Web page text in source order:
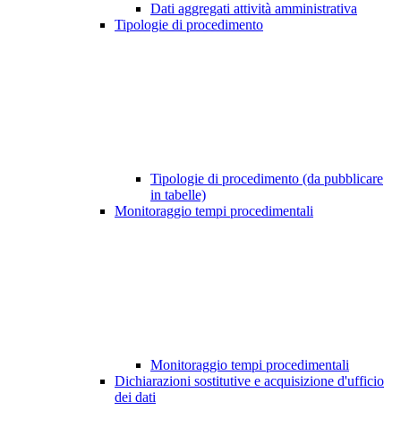
Dati aggregati attività amministrativa
Tipologie di procedimento
Tipologie di procedimento (da pubblicare
in tabelle)
Monitoraggio tempi procedimentali
Monitoraggio tempi procedimentali
Dichiarazioni sostitutive e acquisizione d'ufficio
dei dati